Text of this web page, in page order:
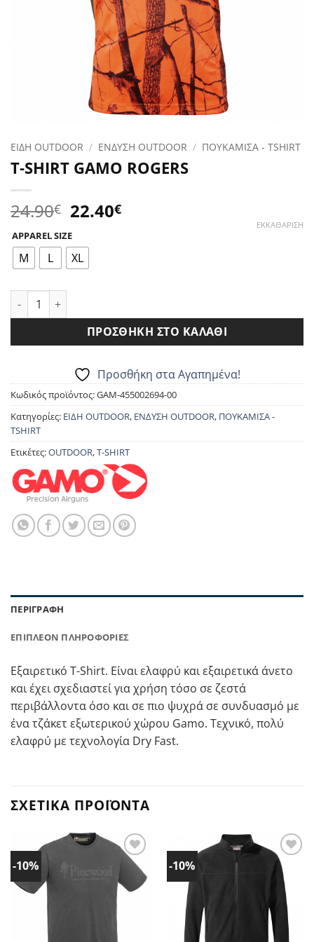
ΕΙΔΗ OUTDOOR / ΕΝΔΥΣΗ OUTDOOR / ΠΟΥΚΑΜΙΣΑ - TSHIRT
T-SHIRT GAMO ROGERS
24.90€ Original
price
was:
24.90€.
22.40€Η
APPAREL SIZE
M L XL
ΕΚΚΑΘΆΡΙΣΗ
T-SHIRT GAMO ROGERS ποσότητα
ΠΡΟΣΘΉΚΗ ΣΤΟ ΚΑΛΆΘΙ
Προσθήκη στα Αγαπημένα!
Κωδικός προϊόντος:GAM-455002694-00
Κατηγορίες: ΕΙΔΗ OUTDOOR, ΕΝΔΥΣΗ OUTDOOR, ΠΟΥΚΑΜΙΣΑ -
TSHIRT
Ετικέτες:OUTDOOR,T-SHIRT
ΠΕΡΙΓΡΑΦΉ
ΕΠΙΠΛΈΟΝ ΠΛΗΡΟΦΟΡΊΕΣ
Εξαιρετικό T-Shirt. Είναι ελαφρύ και εξαιρετικά άνετο
και έχει σχεδιαστεί για χρήση τόσο σε ζεστά
περιβάλλοντα όσο και σε πιο ψυχρά σε συνδυασμό με
ένα τζάκετ εξωτερικού χώρου Gamo. Τεχνικό, πολύ
ελαφρύ με τεχνολογία Dry Fast.
ΣΧΕΤΙΚΆ ΠΡΟΪΌΝΤΑ
-10%
Προσθήκη
στα
Αγαπημένα!
-10%
Προσθήκη
στα
Αγαπημένα!